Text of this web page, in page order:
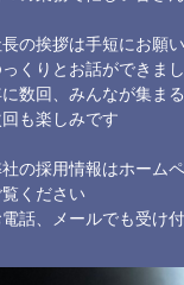
の挨拶は手短にお願
っくりとお話ができま
数回、みんなが集ま
回も楽しみです
の採用情報はホーム
覧ください
電話、メールでも受け